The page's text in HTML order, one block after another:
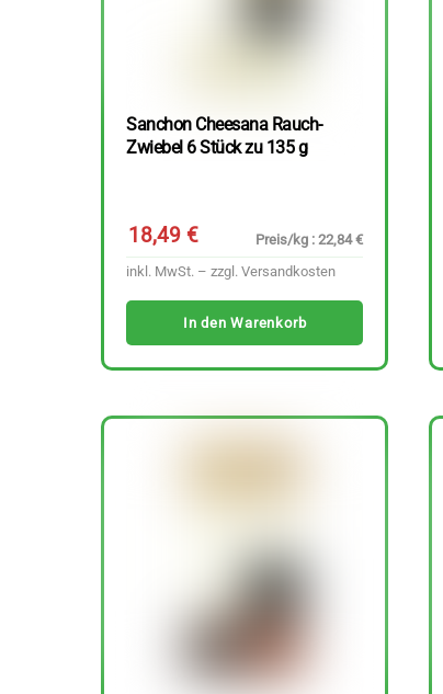
Sanchon Cheesana Rauch-
Zwiebel 6 Stück zu 135 g
18,49€
Preis/kg : 22,84 €
inkl. MwSt. – zzgl. Versandkosten
In den Warenkorb